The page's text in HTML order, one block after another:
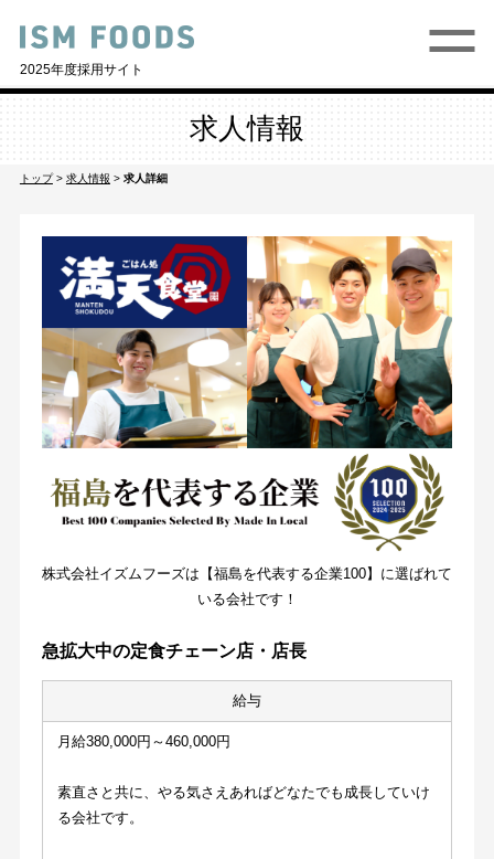
2025年度採用サイト
求人情報
トップ> 求人情報 > 求人詳細
株式会社イズムフーズは【福島を代表する企業100】に選ばれて
いる会社です！
急拡大中の定食チェーン店・店長
給与
月給380,000円～460,000円
素直さと共に、やる気さえあればどなたでも成長していけ
る会社です。